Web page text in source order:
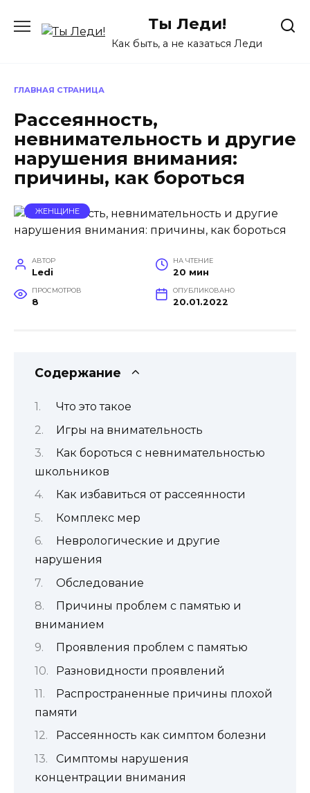
содержанию
Ты Леди!
Как быть, а не казаться Леди
ГЛАВНАЯ СТРАНИЦА
Рассеянность,
невнимательность и другие
нарушения внимания:
причины, как бороться
ЖЕНЩИНЕ
АВТОР
Ledi
НА ЧТЕНИЕ
20 мин
ПРОСМОТРОВ
8
ОПУБЛИКОВАНО
20.01.2022
Содержание
Что это такое
Игры на внимательность
Как бороться с невнимательностью
школьников
Как избавиться от рассеянности
Комплекс мер
Неврологические и другие
нарушения
Обследование
Причины проблем с памятью и
вниманием
Проявления проблем с памятью
Разновидности проявлений
Распространенные причины плохой
памяти
Рассеянность как симптом болезни
Симптомы нарушения
концентрации внимания